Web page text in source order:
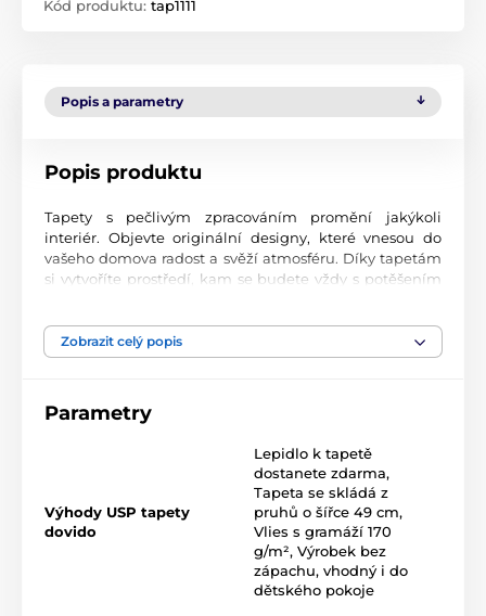
Kód produktu: tap1111
Popis a parametry
Popis produktu
Tapety s pečlivým zpracováním promění jakýkoli
interiér. Objevte originální designy, které vnesou do
vašeho domova radost a svěží atmosféru. Díky tapetám
si vytvoříte prostředí, kam se budete vždy s potěšením
Špičková kvalita tisku
silný prvek místnosti. Jsou vytištěny na vysoce kvalitní
. Díky UV-led inkoustové technologii vynikají
odolností povrchu a dlouhotrvající barevností.
Dostupné velikosti a typy tapet (uvedeno v cm,
Zobrazit celý popis
Parametry
Výhody USP tapety
dovido
Lepidlo k tapetě
dostanete zdarma,
Tapeta se skládá z
pruhů o šířce 49 cm,
Vlies s gramáží 170
g/m², Výrobek bez
zápachu, vhodný i do
dětského pokoje